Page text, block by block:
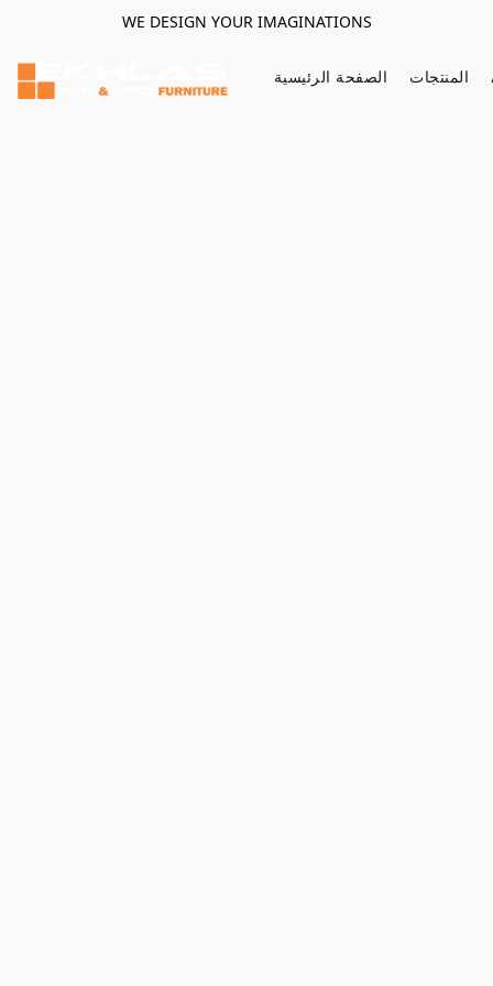
WE DESIGN YOUR IMAGINATIONS
الصفحة الرئيسية المنتجات